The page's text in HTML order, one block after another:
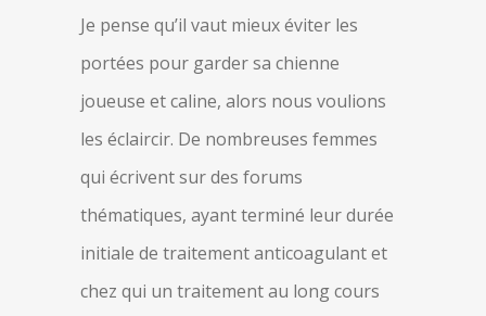
Je pense qu’il vaut mieux éviter les
portées pour garder sa chienne
joueuse et caline, alors nous voulions
les éclaircir. De nombreuses femmes
qui écrivent sur des forums
thématiques, ayant terminé leur durée
initiale de traitement anticoagulant et
chez qui un traitement au long cours